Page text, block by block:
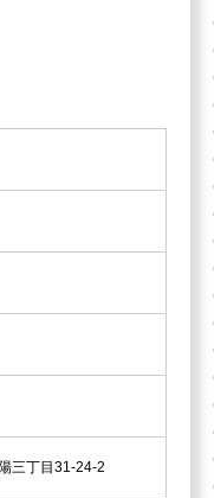
三丁目31-24-2